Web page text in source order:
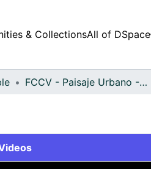
& CollectionsAll of DSpace
FCCV - Paisaje Urbano - Patrimonial